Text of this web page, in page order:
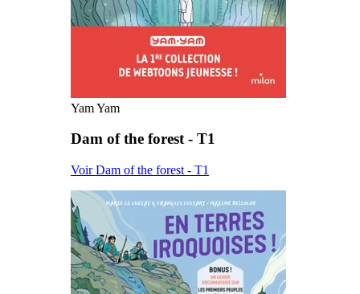
Yam Yam
Dam of the forest - T1
Voir Dam of the forest - T1